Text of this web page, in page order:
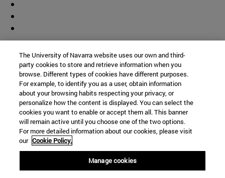
© Universidad de Navarra
Información legal
Accesibilidad
Configuración de cookies
The University of Navarra website uses our own and third-
party cookies to store and retrieve information when you
browse. Different types of cookies have different purposes.
For example, to identify you as a user, obtain information
about your browsing habits respecting your privacy, or
personalize how the content is displayed. You can select the
cookies you want to enable or accept them all. This banner
will remain active until you choose one of the two options.
For more detailed information about our cookies, please visit
our Cookie Policy.
Manage cookies